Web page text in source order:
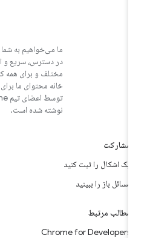
ما می‌خواهیم به شما
در دسترس، سریع و ایمن
مختلف و برای همه
خانه محتوای ما برای
نوشته شده است.
مشارکت
یک اشکال را ثبت کنید
مسائل باز را ببینید
مطالب مرتبط
Chrome for Developers